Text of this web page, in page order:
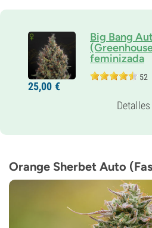
Big Bang
feminizada
52
Padres
Skunk x Northern Light x
Sativa
7-8 semanas de la
Desconocido
CBD
Tipo de floración
Autofloreciente
25,00 €
Detalles
Orange Sherbet Auto